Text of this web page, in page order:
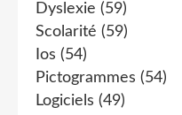
Dyslexie (59)
Scolarité (59)
Ios (54)
Pictogrammes (54)
Logiciels (49)